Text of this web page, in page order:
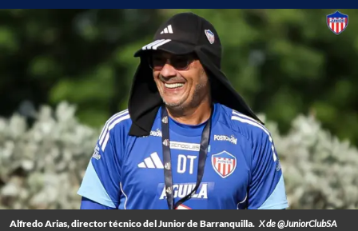
Alfredo Arias, director técnico del Junior de Barranquilla. X de @JuniorClubSA